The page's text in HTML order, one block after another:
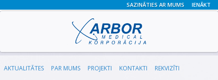
IENĀKT
SAZINĀTIES AR MUMS
AKTUALITĀTES PAR MUMS PROJEKTI KONTAKTI
REKVIZĪTI